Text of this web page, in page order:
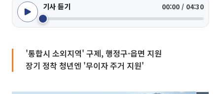
기사 듣기 00:00 / 04:30
'통합시 소외지역' 구제, 행정구·읍면 지원
장기 정착 청년엔 '무이자 주거 지원'